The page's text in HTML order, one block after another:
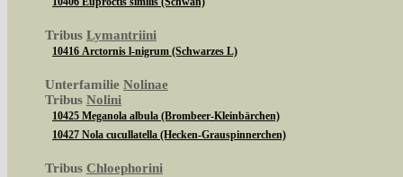
Tribus Lymantriini
10416 Arctornis l-nigrum (Schwarzes L)
Unterfamilie Nolinae
Tribus Nolini
10425 Meganola albula (Brombeer-Kleinbärchen)
10427 Nola cucullatella (Hecken-Grauspinnerchen)
Tribus Chloephorini